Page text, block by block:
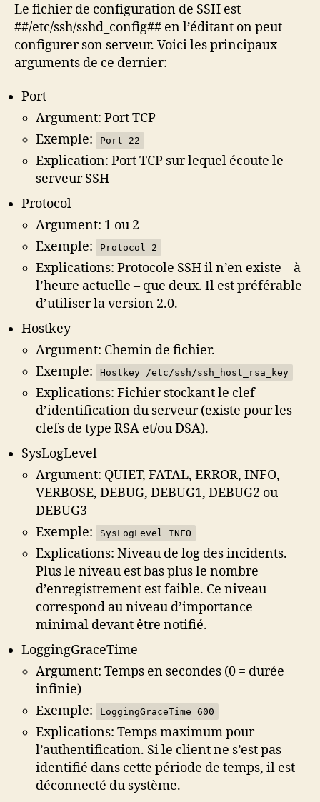
Le fichier de configuration de SSH est
##/etc/ssh/sshd_config## en l’éditant on peut
configurer son serveur. Voici les principaux
arguments de ce dernier:
Port
Argument: Port TCP
Exemple:
Port 22
Explication: Port TCP sur lequel écoute le
serveur SSH
Protocol
Argument: 1 ou 2
Exemple:
Protocol 2
Explications: Protocole SSH il n’en existe – à
l’heure actuelle – que deux. Il est préférable
d’utiliser la version 2.0.
Hostkey
Argument: Chemin de fichier.
Exemple:
Hostkey /etc/ssh/ssh_host_rsa_key
Explications: Fichier stockant le clef
d’identification du serveur (existe pour les
clefs de type RSA et/ou DSA).
SysLogLevel
Argument: QUIET, FATAL, ERROR, INFO,
VERBOSE, DEBUG, DEBUG1, DEBUG2 ou
DEBUG3
Exemple:
SysLogLevel INFO
Explications: Niveau de log des incidents.
Plus le niveau est bas plus le nombre
d’enregistrement est faible. Ce niveau
correspond au niveau d’importance
minimal devant être notifié.
LoggingGraceTime
Argument: Temps en secondes (0 = durée
infinie)
Exemple:
LoggingGraceTime 600
Explications: Temps maximum pour
l’authentification. Si le client ne s’est pas
identifié dans cette période de temps, il est
déconnecté du système.